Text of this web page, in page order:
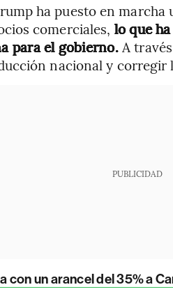
ha puesto en marcha
comerciales, lo que
para el gobierno. A
nacional y corregir
PUBLICIDAD
con un arancel del 35% a